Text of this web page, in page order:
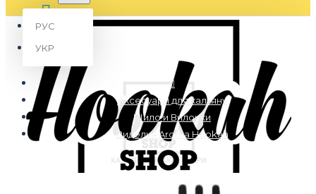
РУС
УКР
Аксесуари для кальяну
Шило и Вилочки
Виделка Aroma Hookah